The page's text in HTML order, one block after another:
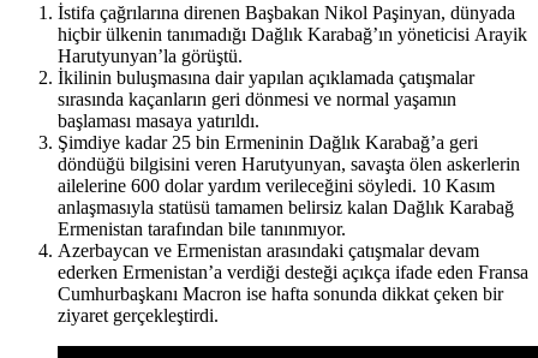
İstifa çağrılarına direnen Başbakan Nikol Paşinyan, dünyada
hiçbir ülkenin tanımadığı Dağlık Karabağ’ın yöneticisi Arayik
Harutyunyan’la görüştü.
İkilinin buluşmasına dair yapılan açıklamada çatışmalar
sırasında kaçanların geri dönmesi ve normal yaşamın
başlaması masaya yatırıldı.
Şimdiye kadar 25 bin Ermeninin Dağlık Karabağ’a geri
döndüğü bilgisini veren Harutyunyan, savaşta ölen askerlerin
ailelerine 600 dolar yardım verileceğini söyledi. 10 Kasım
anlaşmasıyla statüsü tamamen belirsiz kalan Dağlık Karabağ
Ermenistan tarafından bile tanınmıyor.
Azerbaycan ve Ermenistan arasındaki çatışmalar devam
ederken Ermenistan’a verdiği desteği açıkça ifade eden Fransa
Cumhurbaşkanı Macron ise hafta sonunda dikkat çeken bir
ziyaret gerçekleştirdi.